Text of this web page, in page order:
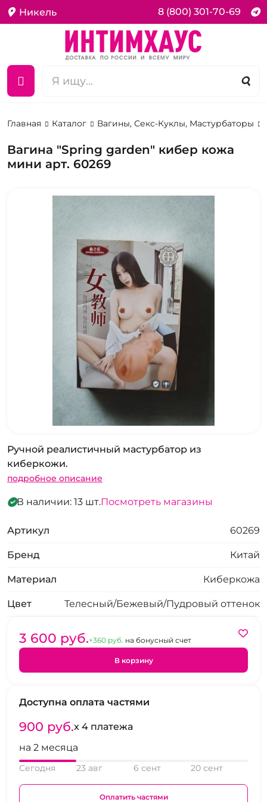
Никель 8 (800) 301-70-69
Главная Каталог Вагины, Секс-Куклы, Мастурбаторы
Вагина "Spring garden" кибер кожа
мини арт. 60269
Ручной реалистичный мастурбатор из
киберкожи.
подробное описание
В наличии: 13 шт.Посмотреть магазины
Артикул 60269
Бренд Китай
Материал Киберкожа
Цвет Телесный/Бежевый/Пудровый оттенок
3 600 pуб.+360 pуб. на бонусный счет
В корзину
Доступна оплата частями
900 pуб.x 4 платежа
на 2 месяца
Сегодня 23 авг 6 сент 20 сент
Оплатить частями